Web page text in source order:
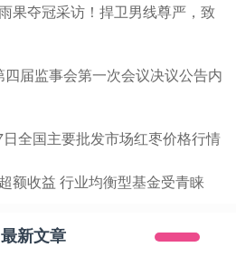
果夺冠采访！捍卫男线尊严，致
届监事会第一次会议决议公告内
全国主要批发市场红枣价格行情
额收益 行业均衡型基金受青睐
最新文章